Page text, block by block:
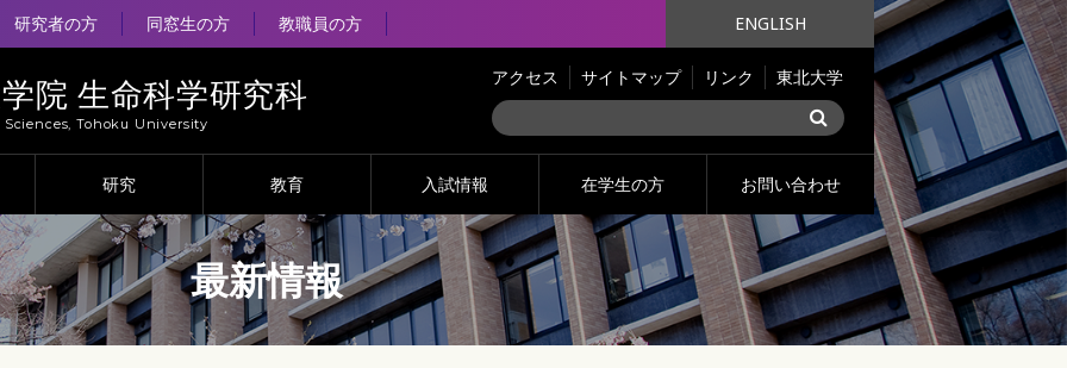
研究者の方 同窓生の方 教職員の方 ENGLISH
院 生命科学研究科
Tohoku University
アクセス サイトマップ リンク 東北大学
研究 教育 入試情報 在学生の方 お問い合わせ
最新情報